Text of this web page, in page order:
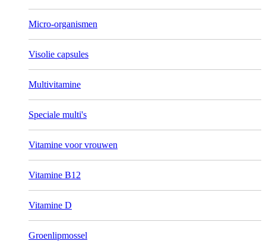
Micro-organismen
Visolie capsules
Multivitamine
Speciale multi's
Vitamine voor vrouwen
Vitamine B12
Vitamine D
Groenlipmossel